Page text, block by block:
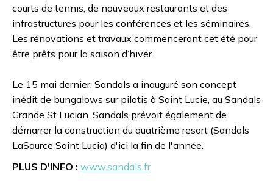
courts de tennis, de nouveaux restaurants et des
infrastructures pour les conférences et les séminaires.
Les rénovations et travaux commenceront cet été pour
être prêts pour la saison d’hiver.
Le 15 mai dernier, Sandals a inauguré son concept
inédit de bungalows sur pilotis à Saint Lucie, au Sandals
Grande St Lucian. Sandals prévoit également de
démarrer la construction du quatrième resort (Sandals
LaSource Saint Lucia) d'ici la fin de l'année.
PLUS D'INFO : www.sandals.fr